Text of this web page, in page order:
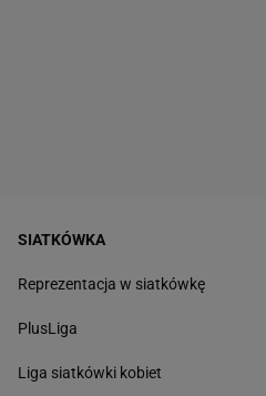
SIATKÓWKA
Reprezentacja w siatkówkę
PlusLiga
Liga siatkówki kobiet